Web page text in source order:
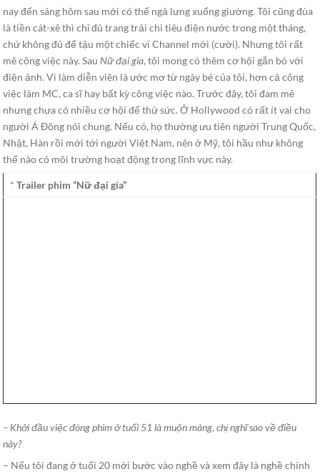
nay đến sáng hôm sau mới có thể ngả lưng xuống giường. Tôi cũng đùa
là tiền cát-xê thì chỉ đủ trang trải chi tiêu điện nước trong một tháng,
chứ không đủ để tậu một chiếc ví Channel mới (cười). Nhưng tôi rất
mê công việc này. Sau Nữ đại gia, tôi mong có thêm cơ hội gắn bó với
điện ảnh. Vì làm diễn viên là ước mơ từ ngày bé của tôi, hơn cả công
việc làm MC, ca sĩ hay bất kỳ công việc nào. Trước đây, tôi đam mê
nhưng chưa có nhiều cơ hội để thử sức. Ở Hollywood có rất ít vai cho
người Á Đông nói chung. Nếu có, họ thường ưu tiên người Trung Quốc,
Nhật, Hàn rồi mới tới người Việt Nam, nên ở Mỹ, tôi hầu như không
thể nào có môi trường hoạt động trong lĩnh vực này.
*Trailer phim “Nữ đại gia”
– Khởi đầu việc đóng phim ở tuổi 51 là muộn màng, chị nghĩ sao về điều
này?
– Nếu tôi đang ở tuổi 20 mới bước vào nghề và xem đây là nghề chính